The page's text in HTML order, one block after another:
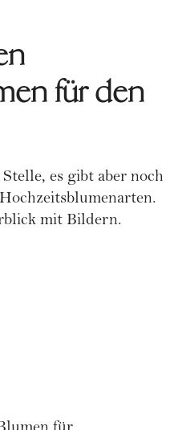
für den
es gibt aber noch
mit Bildern.